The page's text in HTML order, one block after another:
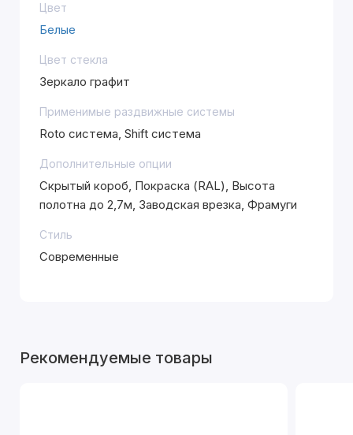
Цвет
Белые
Цвет стекла
Зеркало графит
Применимые раздвижные системы
Roto система, Shift система
Дополнительные опции
Скрытый короб, Покраска (RAL), Высота
полотна до 2,7м, Заводская врезка, Фрамуги
Стиль
Современные
Рекомендуемые товары